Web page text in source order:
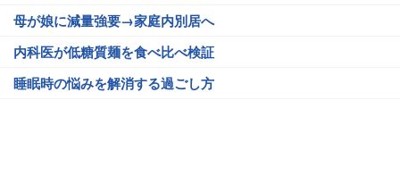
母が娘に減量強要→家庭内別居へ
内科医が低糖質麺を食べ比べ検証
睡眠時の悩みを解消する過ごし方